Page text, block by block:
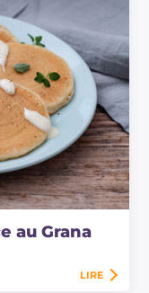
au Grana
LIRE